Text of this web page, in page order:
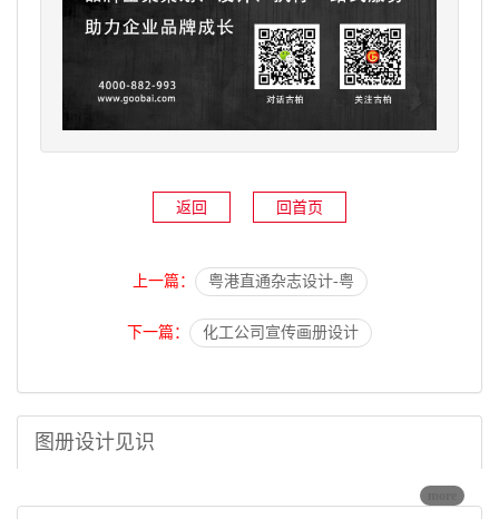
返回 回首页
上一篇： 粤港直通杂志设计-粤
下一篇： 化工公司宣传画册设计
图册设计见识